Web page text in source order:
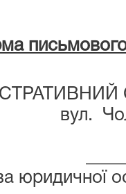
вул.
юридичної